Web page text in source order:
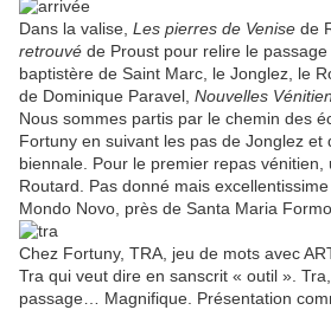
Dans la valise, Les pierres de Venise de
retrouvé de Proust pour relire le
baptistère de Saint Marc, le Jonglez, le
de Dominique Paravel, Nouvelles
Nous sommes partis par le chemin des
Fortuny en suivant les pas de Jonglez et
biennale. Pour le premier repas vénitien,
Routard. Pas donné mais
Mondo Novo, près de Santa Maria
Chez Fortuny, TRA, jeu de mots avec
Tra qui veut dire en sanscrit « outil ».
passage… Magnifique. Présentation